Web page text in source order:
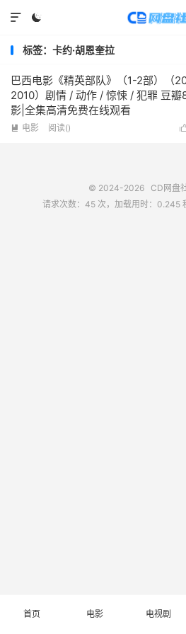


标签：卡约·胡恩奎拉
巴西电影《精英部队》（1-2部）（
2010）剧情 / 动作 / 惊悚 / 犯罪 豆瓣
影|全集高清免费在线观看
 电影 阅读()
© 2024-2026 CD网盘
请求次数：45 次，加载用时：0.245
首页 电影 电视剧